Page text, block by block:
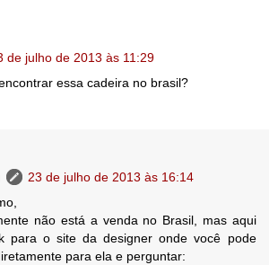
de julho de 2013 às 11:29
essa cadeira no brasil?
23 de julho de 2013 às 16:14
não está a venda no Brasil, mas aqui
para o site da designer onde você pode
para ela e perguntar: